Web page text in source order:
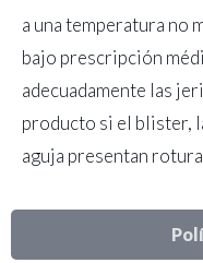
a una temperatura no
bajo prescripción
adecuadamente las
producto si el blister,
aguja presentan